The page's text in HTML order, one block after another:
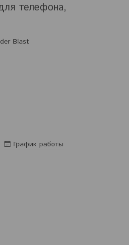
телефона,
Blast
График работы